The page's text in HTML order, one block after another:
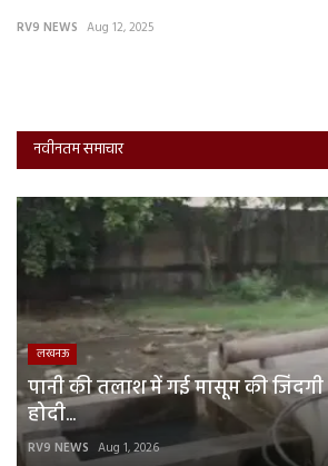
RV9 NEWS Aug 12, 2025
नवीनतम समाचार
लखनऊ
पानी की तलाश में गई मासूम की
होदी...
RV9 NEWS Aug 1, 2026